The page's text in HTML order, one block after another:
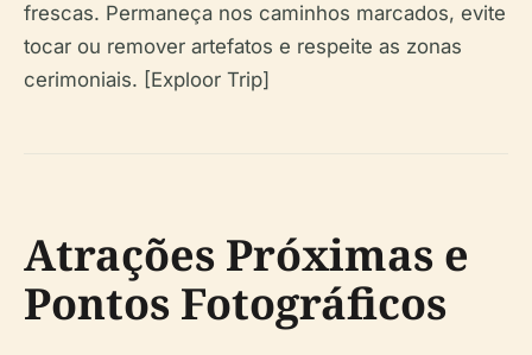
frescas. Permaneça nos caminhos marcados, evite
tocar ou remover artefatos e respeite as zonas
cerimoniais. [Exploor Trip]
Atrações Próximas e
Pontos Fotográficos